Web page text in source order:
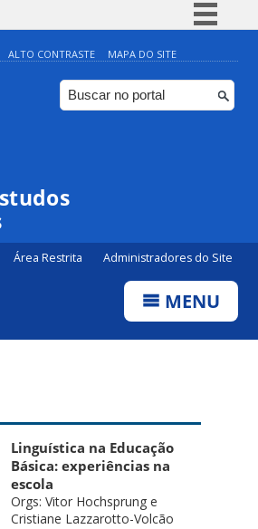
Simplifique!
Comunica BR
Participe
ALTO CONTRASTE MAPA DO SITE
Área Restrita Administradores do Site
MENU
Linguística na Educação
Básica: experiências na
escola
Orgs: Vitor Hochsprung e
Cristiane Lazzarotto-Volcão